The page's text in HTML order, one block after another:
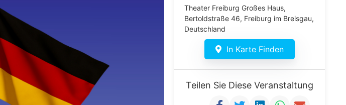
Theater Freiburg Großes Haus,
Bertoldstraße 46, Freiburg im Breisgau,
Deutschland
In Karte Finden
Teilen Sie Diese Veranstaltung